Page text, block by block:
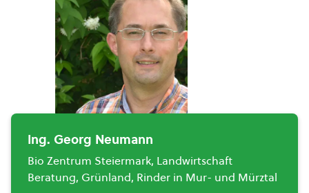
Ing. Georg Neumann
Bio Zentrum Steiermark, Landwirtschaft
Beratung, Grünland, Rinder in Mur- und Mürztal